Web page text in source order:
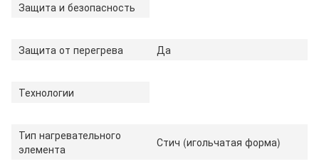
Защита и безопасность
Защита от перегрева Да
Технологии
Тип нагревательного
элемента
Стич (игольчатая форма)